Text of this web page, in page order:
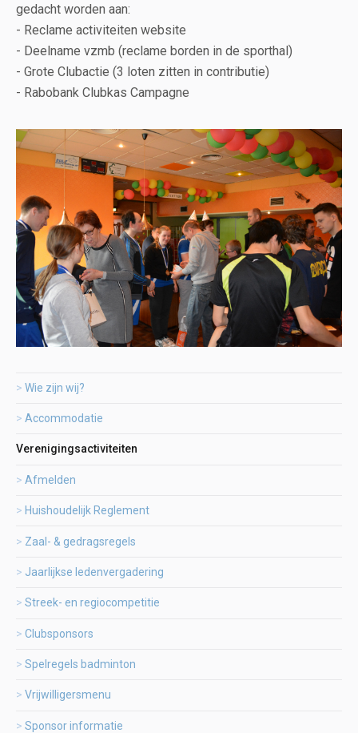
gedacht worden aan:
- Reclame activiteiten website
- Deelname vzmb (reclame borden in de sporthal)
- Grote Clubactie (3 loten zitten in contributie)
- Rabobank Clubkas Campagne
Wie zijn wij?
Accommodatie
Verenigingsactiviteiten
Afmelden
Huishoudelijk Reglement
Zaal- & gedragsregels
Jaarlijkse ledenvergadering
Streek- en regiocompetitie
Clubsponsors
Spelregels badminton
Vrijwilligersmenu
Sponsor informatie